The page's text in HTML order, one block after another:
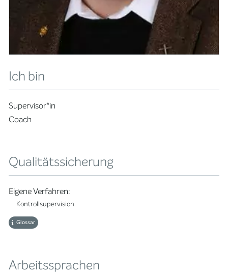
Ich bin
Supervisor*in
Coach
Qualitätssicherung
Eigene Verfahren:
Kontrollsupervision.
Glossar
Arbeitssprachen